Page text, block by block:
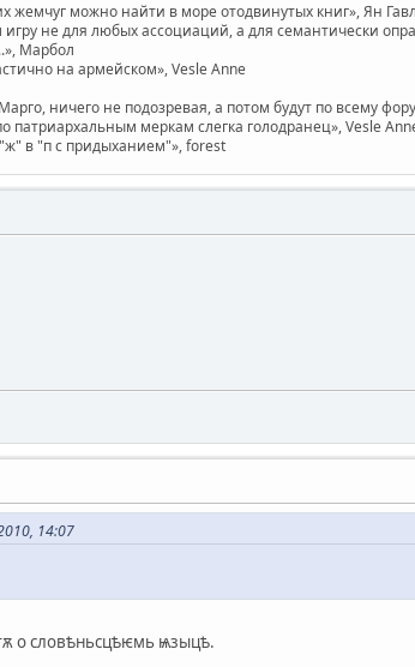
жемчуг можно найти в море отодвинутых книг», Ян
не для любых ассоциаций, а для семантически
Марбол
на армейском», Vesle Anne
ничего не подозревая, а потом будут по всему
меркам слегка голодранец», Vesle
в "п с придыханием"», forest
14:07
о словѣньсцѣѥмь ѩзыцѣ.